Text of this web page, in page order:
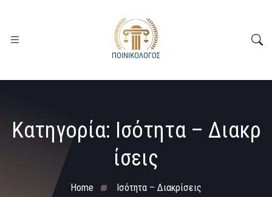
Κατηγορία: Ισότητα – Διακρ
ίσεις
Home Ισότητα – Διακρίσεις